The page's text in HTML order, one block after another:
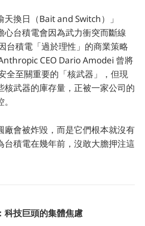
換日（Bait and Switch）」
台積電會因為武力衝突而斷線
台積電「過於理性」的商業策略
CEO Dario Amodei 曾將
全至關重要的「核武器」，但現
核武器的庫存量，正被一家公司的
廠會被炸毀，而是它們根本就沒有
積電在幾年前，沒敢大膽押注這
科技巨頭的集體焦慮